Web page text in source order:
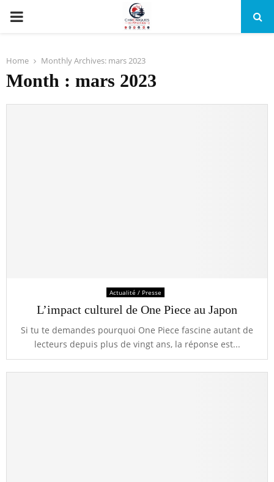
PRIMARY
Home Monthly Archives: mars 2023
Month : mars 2023
Actualité / Presse
L’impact culturel de One Piece au Japon
Si tu te demandes pourquoi One Piece fascine autant de
lecteurs depuis plus de vingt ans, la réponse est...